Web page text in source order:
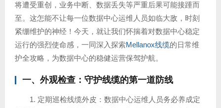
将遭受重创，业务中断、数据丢失等严重后果可能接踵而
至。这怎能不让每一位数据中心运维人员如临大敌，时刻
紧绷维护的神经！今天，就让我们怀揣着对数据中心稳定
运行的强烈使命感，一同深入探索Mellanox线缆的日常维
护全攻略，为数据中心的稳健运营保驾护航。
一、外观检查：守护线缆的第一道防线
1. 定期巡检线缆外皮：数据中心运维人员务必养成定